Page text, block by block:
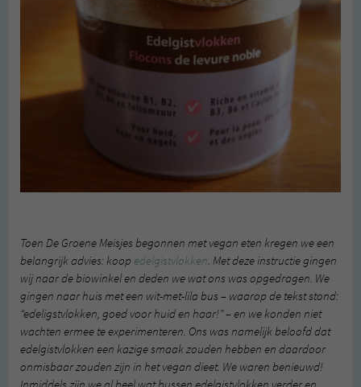
Toen De Groene Meisjes begonnen met vegan eten kregen we een
belangrijk advies: koop edelgistvlokken. Met deze instructie gingen
wij naar de biowinkel en deden we wat ons was opgedragen. We
gingen naar huis met een wit-met-lila bus – waarop de tekst stond:
“edeligstvlokken, goed voor huid en haar!” – en we konden niet
wachten ermee te experimenteren. Ons was namelijk beloofd dat
edelgistvlokken een kazige smaak zouden hebben en daardoor
onmisbaar zouden zijn in het vegan dieet. We waren benieuwd!